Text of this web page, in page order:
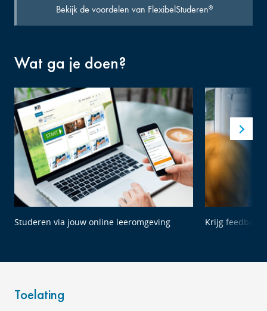
Bekijk de voordelen van FlexibelStuderen®
Wat ga je doen?
Studeren via jouw online leeromgeving Krijg feedback
Toelating